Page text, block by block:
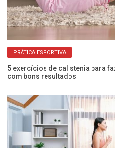
PRÁTICA ESPORTIVA
5 exercícios de calistenia para
com bons resultados